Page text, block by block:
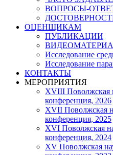
ВОПРОСЫ-
ОЦЕНЩИКАМ
ПУБЛИКАЦИИ
Исследование
Исследование
КОНТАКТЫ
МЕРОПРИЯТИЯ
XVIII Поволжская
конференция, 2026
XVII Поволжская
конференция, 2025
XVI Поволжская
конференция, 2024
ХV Поволжская